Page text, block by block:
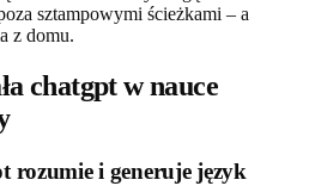
sztampowymi ścieżkami – a
z domu.
chatgpt w nauce
rozumie i generuje język